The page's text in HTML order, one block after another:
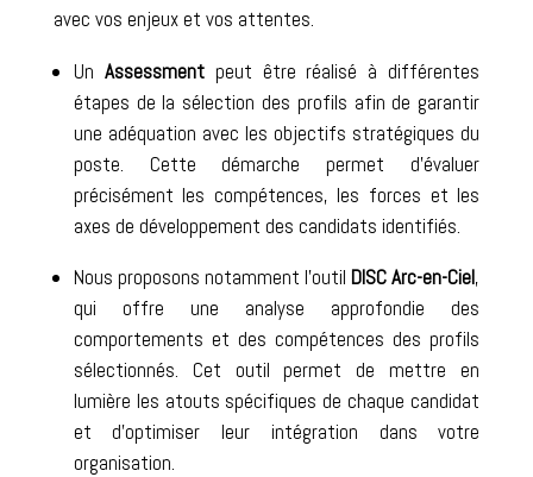
avec vos enjeux et vos attentes.
Un Assessmentpeut être réalisé à différentes
étapes de la sélection des profils afin de garantir
une adéquation avec les objectifs stratégiques du
poste. Cette démarche permet d’évaluer
précisément les compétences, les forces et les
axes de développement des candidats identifiés.
Nous proposons notamment l’outilDISC Arc-en-Ciel,
qui offre une analyse approfondie des
comportements et des compétences des profils
sélectionnés. Cet outil permet de mettre en
lumière les atouts spécifiques de chaque candidat
et d’optimiser leur intégration dans votre
organisation.